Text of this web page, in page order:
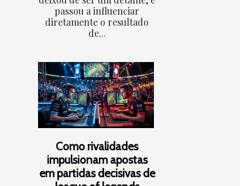
passou a influenciar
diretamente o resultado
de...
Como rivalidades
impulsionam apostas
em partidas decisivas de